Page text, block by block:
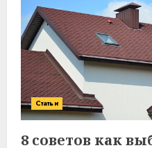
Статьи
8 советов как